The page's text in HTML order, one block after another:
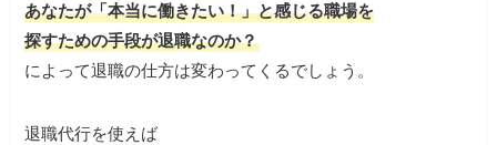
あなたが「本当に働きたい！」と感じる職場を
探すための手段が退職なのか？
によって退職の仕方は変わってくるでしょう。
退職代行を使えば